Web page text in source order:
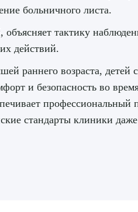
больничного листа.
тактику
действий.
раннего возраста, детей
и безопасность во
профессиональный
стандарты клиники даже